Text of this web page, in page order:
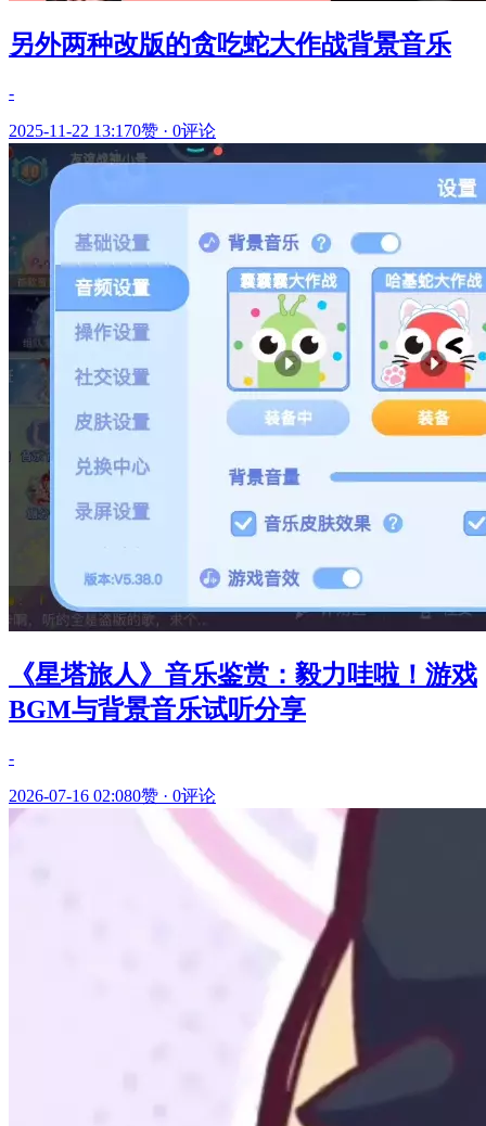
另外两种改版的贪吃蛇大作战背景音乐
-
2025-11-22 13:170赞 · 0评论
《星塔旅人》音乐鉴赏：毅力哇啦！游戏
BGM与背景音乐试听分享
-
2026-07-16 02:080赞 · 0评论